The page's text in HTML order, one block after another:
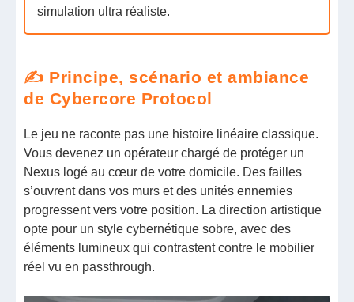
simulation ultra réaliste.
✍️ Principe, scénario et ambiance
de Cybercore Protocol
Le jeu ne raconte pas une histoire linéaire classique.
Vous devenez un opérateur chargé de protéger un
Nexus logé au cœur de votre domicile. Des failles
s’ouvrent dans vos murs et des unités ennemies
progressent vers votre position. La direction artistique
opte pour un style cybernétique sobre, avec des
éléments lumineux qui contrastent contre le mobilier
réel vu en passthrough.